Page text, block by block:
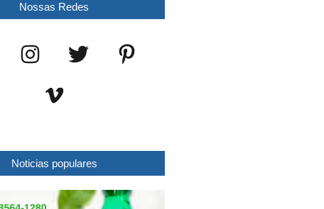
Nossas Redes
Noticias populares